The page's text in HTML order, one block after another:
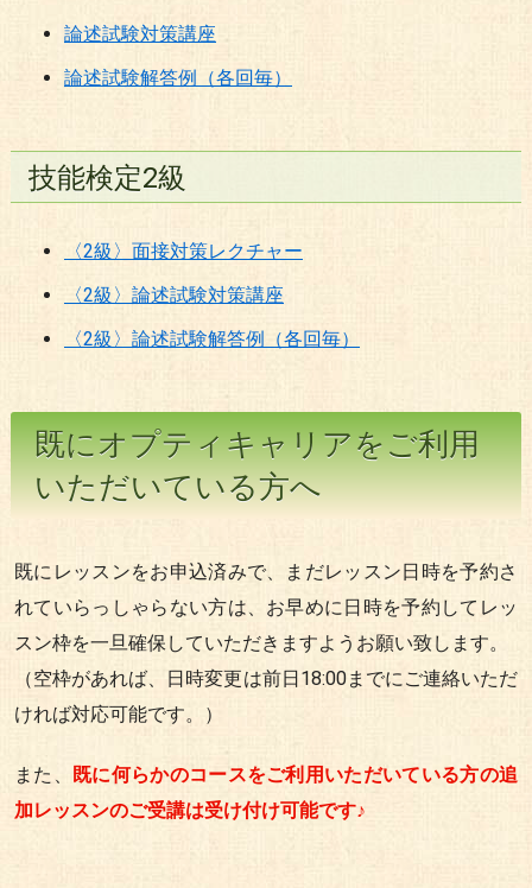
論述試験対策講座
論述試験解答例（各回毎）
技能検定2級
〈2級〉面接対策レクチャー
〈2級〉論述試験対策講座
〈2級〉論述試験解答例（各回毎）
既にオプティキャリアをご利用
いただいている方へ
既にレッスンをお申込済みで、まだレッスン日時を予約さ
れていらっしゃらない方は、お早めに日時を予約してレッ
スン枠を一旦確保していただきますようお願い致します。
（空枠があれば、日時変更は前日18:00までにご連絡いただ
ければ対応可能です。）
また、
既に何らかのコースをご利用いただいている方の追
加レッスンのご受講は受け付け可能です♪